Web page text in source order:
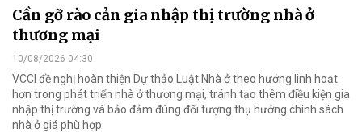
Cần gỡ rào cản gia nhập thị trường nhà ở
thương mại
10/08/2026 04:30
VCCI đề nghị hoàn thiện Dự thảo Luật Nhà ở theo hướng linh hoạt
hơn trong phát triển nhà ở thương mại, tránh tạo thêm điều kiện gia
nhập thị trường và bảo đảm đúng đối tượng thụ hưởng chính sách
nhà ở giá phù hợp.